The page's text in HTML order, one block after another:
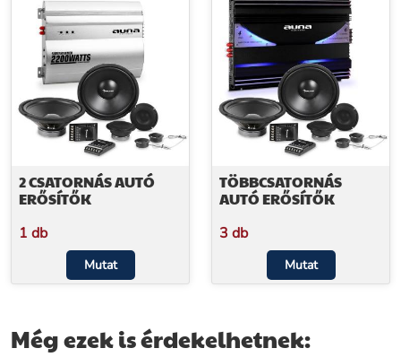
2 CSATORNÁS AUTÓ
ERŐSÍTŐK
1 db
Mutat
TÖBBCSATORNÁS
AUTÓ ERŐSÍTŐK
3 db
Mutat
Még ezek is érdekelhetnek: